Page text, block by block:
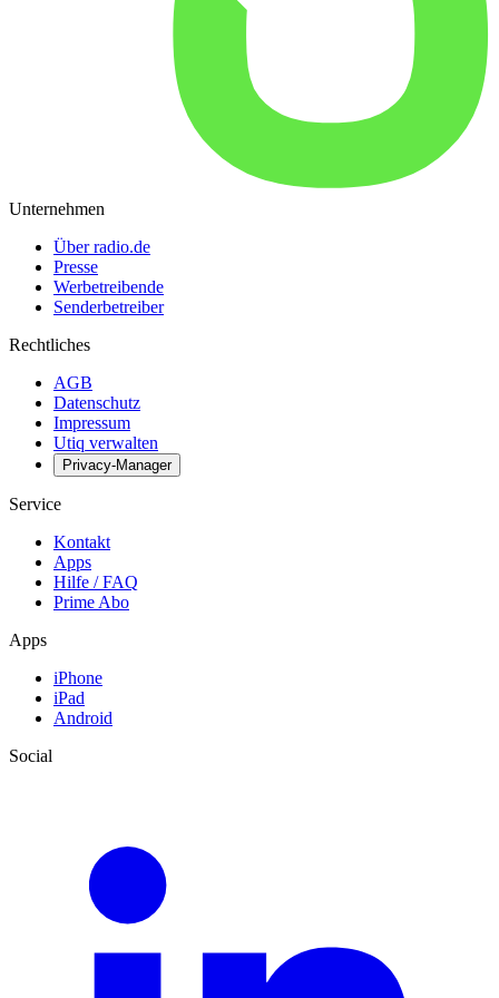
Unternehmen
Über radio.de
Presse
Werbetreibende
Senderbetreiber
Rechtliches
AGB
Datenschutz
Impressum
Utiq verwalten
Privacy-Manager
Service
Kontakt
Apps
Hilfe / FAQ
Prime Abo
Apps
iPhone
iPad
Android
Social